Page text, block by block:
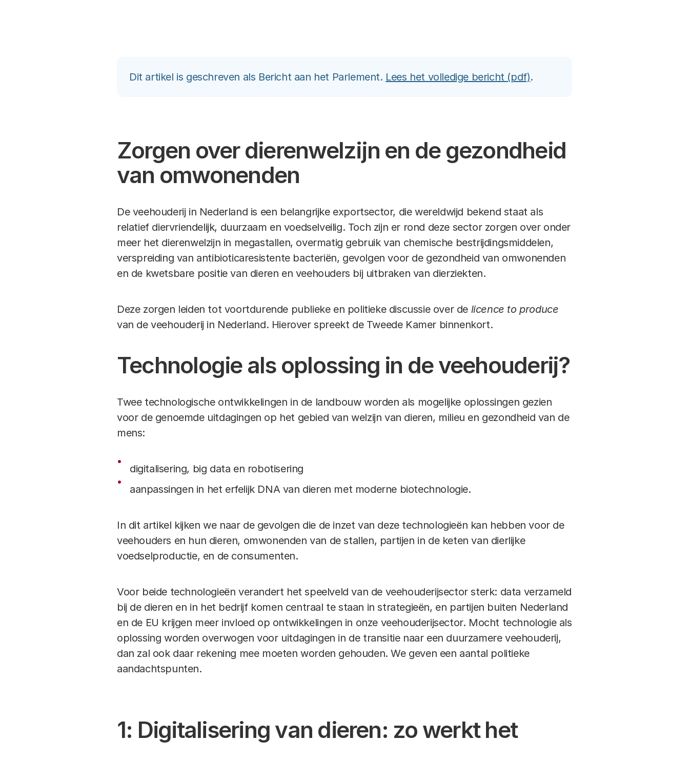
Dit artikel is geschreven als Bericht aan het Parlement. Lees het volledige bericht (pdf).
Zorgen over dierenwelzijn en de gezondheid
van omwonenden
De veehouderij in Nederland is een belangrijke exportsector, die wereldwijd bekend staat als
relatief diervriendelijk, duurzaam en voedselveilig. Toch zijn er rond deze sector zorgen over onder
meer het dierenwelzijn in megastallen, overmatig gebruik van chemische bestrijdingsmiddelen,
verspreiding van antibioticaresistente bacteriën, gevolgen voor de gezondheid van omwonenden
en de kwetsbare positie van dieren en veehouders bij uitbraken van dierziekten.
Deze zorgen leiden tot voortdurende publieke en politieke discussie over de licence to produce
van de veehouderij in Nederland. Hierover spreekt de Tweede Kamer binnenkort.
Technologie als oplossing in de veehouderij?
Twee technologische ontwikkelingen in de landbouw worden als mogelijke oplossingen gezien
voor de genoemde uitdagingen op het gebied van welzijn van dieren, milieu en gezondheid van de
mens:
digitalisering, big data en robotisering
aanpassingen in het erfelijk DNA van dieren met moderne biotechnologie.
In dit artikel kijken we naar de gevolgen die de inzet van deze technologieën kan hebben voor de
veehouders en hun dieren, omwonenden van de stallen, partijen in de keten van dierlijke
voedselproductie, en de consumenten.
Voor beide technologieën verandert het speelveld van de veehouderijsector sterk: data verzameld
bij de dieren en in het bedrijf komen centraal te staan in strategieën, en partijen buiten Nederland
en de EU krijgen meer invloed op ontwikkelingen in onze veehouderijsector. Mocht technologie als
oplossing worden overwogen voor uitdagingen in de transitie naar een duurzamere veehouderij,
dan zal ook daar rekening mee moeten worden gehouden. We geven een aantal politieke
aandachtspunten.
1: Digitalisering van dieren: zo werkt het